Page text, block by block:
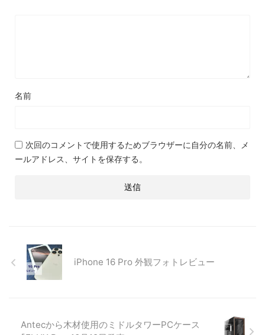
名前
次回のコメントで使用するためブラウザーに自分の名前、メ
ールアドレス、サイトを保存する。
iPhone 16 Pro 外観フォトレビュー
Antecから木材使用のミドルタワーPCケース